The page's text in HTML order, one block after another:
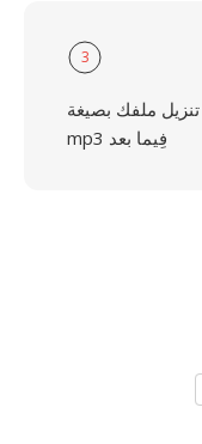
3
ملفك بصيغة
mp3 فِيما بعد